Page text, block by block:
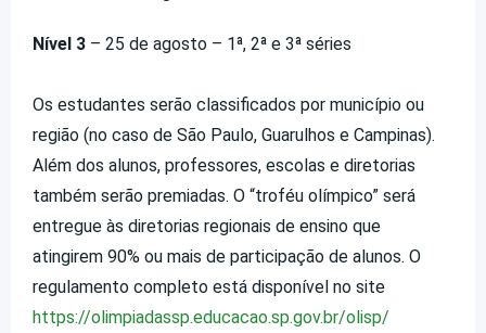
Nível 3 – 25 de agosto – 1ª, 2ª e 3ª séries
Os estudantes serão classificados por município ou
região (no caso de São Paulo, Guarulhos e Campinas).
Além dos alunos, professores, escolas e diretorias
também serão premiadas. O “troféu olímpico” será
entregue às diretorias regionais de ensino que
atingirem 90% ou mais de participação de alunos. O
regulamento completo está disponível no site
https://olimpiadassp.educacao.sp.gov.br/olisp/